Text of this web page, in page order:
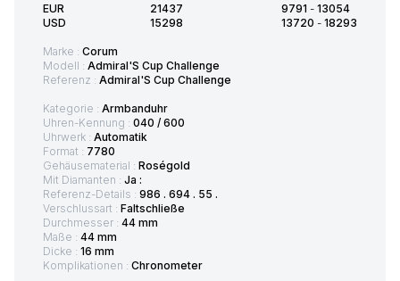
EUR
USD
21437
15298
9791 - 13054
13720 - 18293
Marke : Corum
Modell : Admiral'S Cup Challenge
Referenz : Admiral'S Cup Challenge
Kategorie : Armbanduhr
Uhren-Kennung : 040 / 600
Uhrwerk : Automatik
Format : 7780
Gehäusematerial : Roségold
Mit Diamanten : Ja :
Referenz-Details : 986 . 694 . 55 .
Verschlussart : Faltschließe
Durchmesser : 44 mm
Maße : 44 mm
Dicke : 16 mm
Komplikationen : Chronometer